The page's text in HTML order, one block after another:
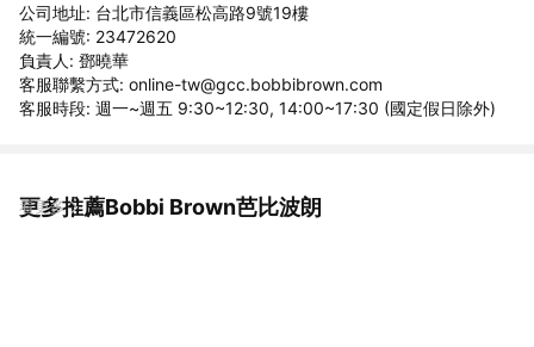
公司地址: 台北市信義區松高路9號19樓
統一編號: 23472620
負責人: 鄧曉華
客服聯繫方式: online-tw@gcc.bobbibrown.com
客服時段: 週一~週五 9:30~12:30, 14:00~17:30 (國定假日除外)
更多推薦Bobbi Brown芭比波朗
看更多